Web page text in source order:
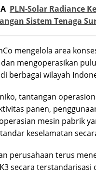
PLN-Solar Radiance
Sistem Tenaga
mengelola area
mengoperasikan
berbagai wilayah
tantangan
panen,
mesin pabrik
keselamatan
perusahaan terus
secara terstandarisasi